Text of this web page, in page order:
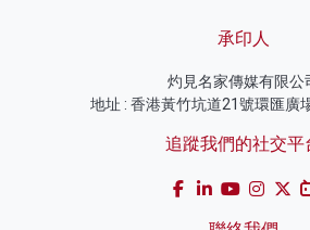
承印人
灼見名家傳媒有限公
地址 : 香港黃竹坑道21號環匯廣
追蹤我們的社交平